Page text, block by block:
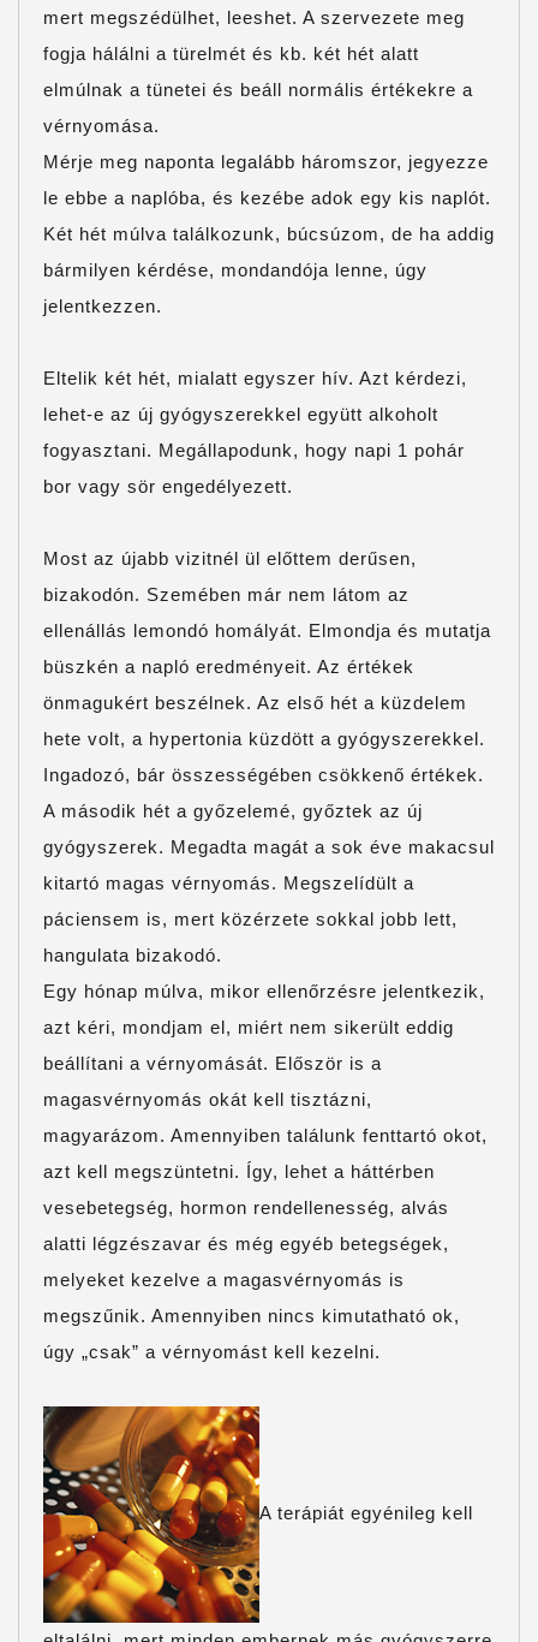
mert megszédülhet, leeshet. A szervezete meg
fogja hálálni a türelmét és kb. két hét alatt
elmúlnak a tünetei és beáll normális értékekre a
vérnyomása.
Mérje meg naponta legalább háromszor, jegyezze
le ebbe a naplóba, és kezébe adok egy kis naplót.
Két hét múlva találkozunk, búcsúzom, de ha addig
bármilyen kérdése, mondandója lenne, úgy
jelentkezzen.
Eltelik két hét, mialatt egyszer hív. Azt kérdezi,
lehet-e az új gyógyszerekkel együtt alkoholt
fogyasztani. Megállapodunk, hogy napi 1 pohár
bor vagy sör engedélyezett.
Most az újabb vizitnél ül előttem derűsen,
bizakodón. Szemében már nem látom az
ellenállás lemondó homályát. Elmondja és mutatja
büszkén a napló eredményeit. Az értékek
önmagukért beszélnek. Az első hét a küzdelem
hete volt, a hypertonia küzdött a gyógyszerekkel.
Ingadozó, bár összességében csökkenő értékek.
A második hét a győzelemé, győztek az új
gyógyszerek. Megadta magát a sok éve makacsul
kitartó magas vérnyomás. Megszelídült a
páciensem is, mert közérzete sokkal jobb lett,
hangulata bizakodó.
Egy hónap múlva, mikor ellenőrzésre jelentkezik,
azt kéri, mondjam el, miért nem sikerült eddig
beállítani a vérnyomását. Először is a
magasvérnyomás okát kell tisztázni,
magyarázom. Amennyiben találunk fenttartó okot,
azt kell megszüntetni. Így, lehet a háttérben
vesebetegség, hormon rendellenesség, alvás
alatti légzészavar és még egyéb betegségek,
melyeket kezelve a magasvérnyomás is
megszűnik. Amennyiben nincs kimutatható ok,
úgy „csak” a vérnyomást kell kezelni.
A terápiát egyénileg kell